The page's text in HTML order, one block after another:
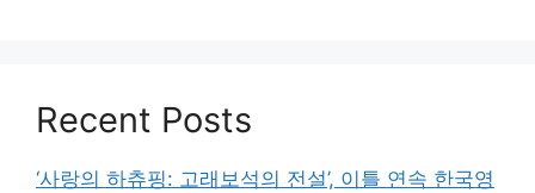
Recent Posts
‘사랑의 하츄핑: 고래보석의 전설’, 이틀 연속 한국영